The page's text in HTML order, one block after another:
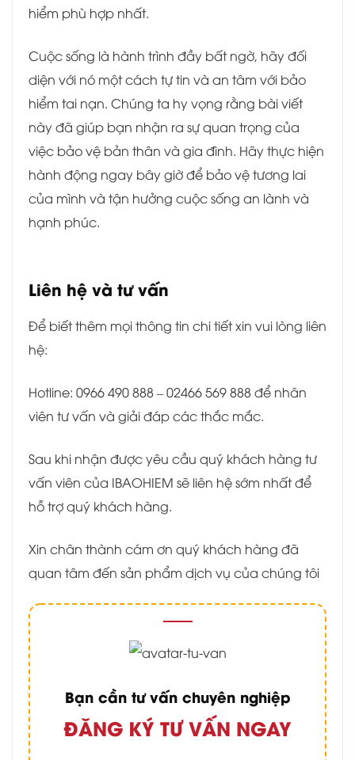
hiểm phù hợp nhất.
Cuộc sống là hành trình đầy bất ngờ, hãy đối
diện với nó một cách tự tin và an tâm với bảo
hiểm tai nạn. Chúng ta hy vọng rằng bài viết
này đã giúp bạn nhận ra sự quan trọng của
việc bảo vệ bản thân và gia đình. Hãy thực hiện
hành động ngay bây giờ để bảo vệ tương lai
của mình và tận hưởng cuộc sống an lành và
hạnh phúc.
Liên hệ và tư vấn
Để biết thêm mọi thông tin chi tiết xin vui lòng liên
hệ:
Hotline: 0966 490 888 – 02466 569 888 để nhân
viên tư vấn và giải đáp các thắc mắc.
Sau khi nhận được yêu cầu quý khách hàng tư
vấn viên của IBAOHIEM sẽ liên hệ sớm nhất để
hỗ trợ quý khách hàng.
Xin chân thành cám ơn quý khách hàng đã
quan tâm đến sản phẩm dịch vụ của chúng tôi
Bạn cần tư vấn chuyên nghiệp
ĐĂNG KÝ TƯ VẤN NGAY